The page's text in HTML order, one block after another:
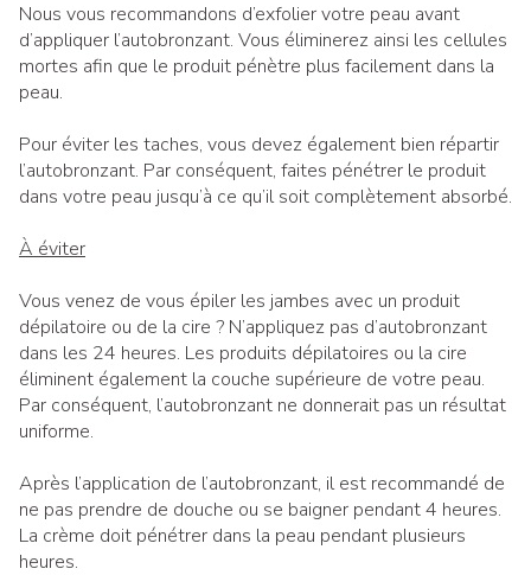
Nous vous recommandons d’exfolier votre peau avant
d’appliquer l’autobronzant. Vous éliminerez ainsi les cellules
mortes afin que le produit pénètre plus facilement dans la
peau.
Pour éviter les taches, vous devez également bien répartir
l’autobronzant. Par conséquent, faites pénétrer le produit
dans votre peau jusqu’à ce qu’il soit complètement absorbé.
À éviter
Vous venez de vous épiler les jambes avec un produit
dépilatoire ou de la cire ? N’appliquez pas d’autobronzant
dans les 24 heures. Les produits dépilatoires ou la cire
éliminent également la couche supérieure de votre peau.
Par conséquent, l’autobronzant ne donnerait pas un résultat
uniforme.
Après l’application de l’autobronzant, il est recommandé de
ne pas prendre de douche ou se baigner pendant 4 heures.
La crème doit pénétrer dans la peau pendant plusieurs
heures.